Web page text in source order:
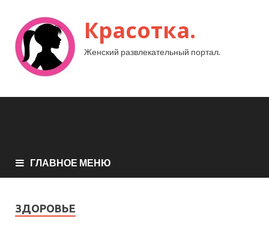
Красотка.
Женский развлекательный портал.
ГЛАВНОЕ МЕНЮ
ЗДОРОВЬЕ